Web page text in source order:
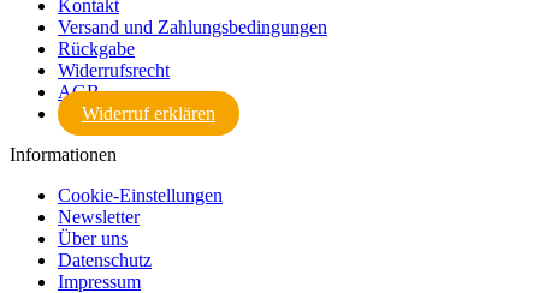
Kontakt
Versand und Zahlungsbedingungen
Rückgabe
Widerrufsrecht
AGB
Widerruf erklären
Informationen
Cookie-Einstellungen
Newsletter
Über uns
Datenschutz
Impressum